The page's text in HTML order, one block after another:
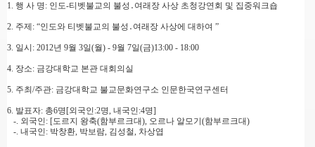
1. 행 사 명: 인도-티벳불교의 불성․여래장 사상 초청강연회 및 집중워크숍
2. 주제: “인도와 티벳불교의 불성․여래장 사상에 대하여 ”
3. 일시: 2012년 9월 3일(월) - 9월 7일(금)13:00 - 18:00
4. 장소: 금강대학교 본관 대회의실
5. 주최/주관: 금강대학교 불교문화연구소 인문한국연구센터
6. 발표자: 총6명[외국인:2명, 내국인:4명]
-. 외국인: [도르지 왕축(함부르크대), 오르나 알모기(함부르크대)
-. 내국인: 박창환, 박보람, 김성철, 차상엽